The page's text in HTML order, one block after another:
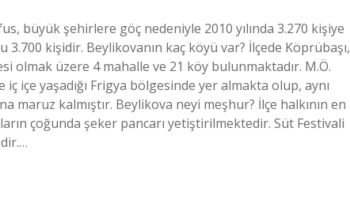
büyük şehirlere göç nedeniyle 2010 yılında 3.270 kişiye
kişidir. Beylikovanın kaç köyü var? İlçede Köprübaşı,
olmak üzere 4 mahalle ve 21 köy bulunmaktadır. M.Ö.
iç içe yaşadığı Frigya bölgesinde yer almakta olup, aynı
maruz kalmıştır. Beylikova neyi meşhur? İlçe halkının en
çoğunda şeker pancarı yetiştirilmektedir. Süt Festivali